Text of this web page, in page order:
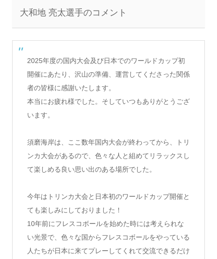
大和地 亮太選手のコメント
2025年度の国内大会及び日本でのワールドカップ初
開催にあた り、沢山の準備、 運営してくださった関係
者の皆様に感謝いたします。
本当にお疲れ様でした。そしていつもありがとうござ
います。
須磨海岸は、ここ数年国内大会が終わってから、
トリ
ンカ大会があるので、 色々な人と組めてリラックスし
て楽しめる良い思い出のある場所でした。
今年はトリンカ大会と日本初のワールドカップ開催と
ても楽しみに しておりました！
10年前にフレスコボールを始めた時には考えられな
い光景で、 色々な国からフレスコボールをやっている
人たちが日本に来てプレーしてくれて交流できるだけ